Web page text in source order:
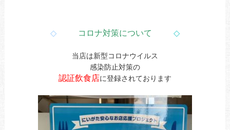
◇ コロナ対策について ◇
当店は新型コロナウイルス
感染防止対策の
認証飲食店に登録されております